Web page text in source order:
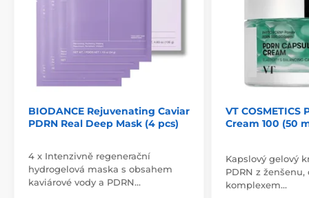
BIODANCE Rejuvenating Caviar
PDRN Real Deep Mask (4 pcs)
4 x Intenzivně regenerační
hydrogelová maska s obsahem
kaviárové vody a PDRN…
VT COSMETICS
Cream 100 (50
Kapslový gelový
PDRN z
komplexem…